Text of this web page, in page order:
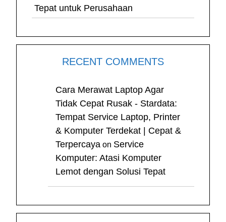
Tepat untuk Perusahaan
RECENT COMMENTS
Cara Merawat Laptop Agar
Tidak Cepat Rusak - Stardata:
Tempat Service Laptop, Printer
& Komputer Terdekat | Cepat &
Terpercaya on Service
Komputer: Atasi Komputer
Lemot dengan Solusi Tepat